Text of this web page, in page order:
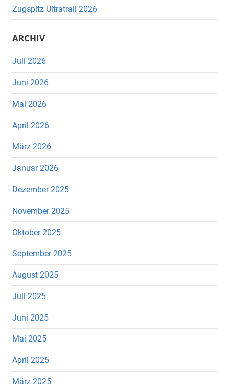
Zugspitz Ultratrail 2026
ARCHIV
Juli 2026
Juni 2026
Mai 2026
April 2026
März 2026
Januar 2026
Dezember 2025
November 2025
Oktober 2025
September 2025
August 2025
Juli 2025
Juni 2025
Mai 2025
April 2025
März 2025